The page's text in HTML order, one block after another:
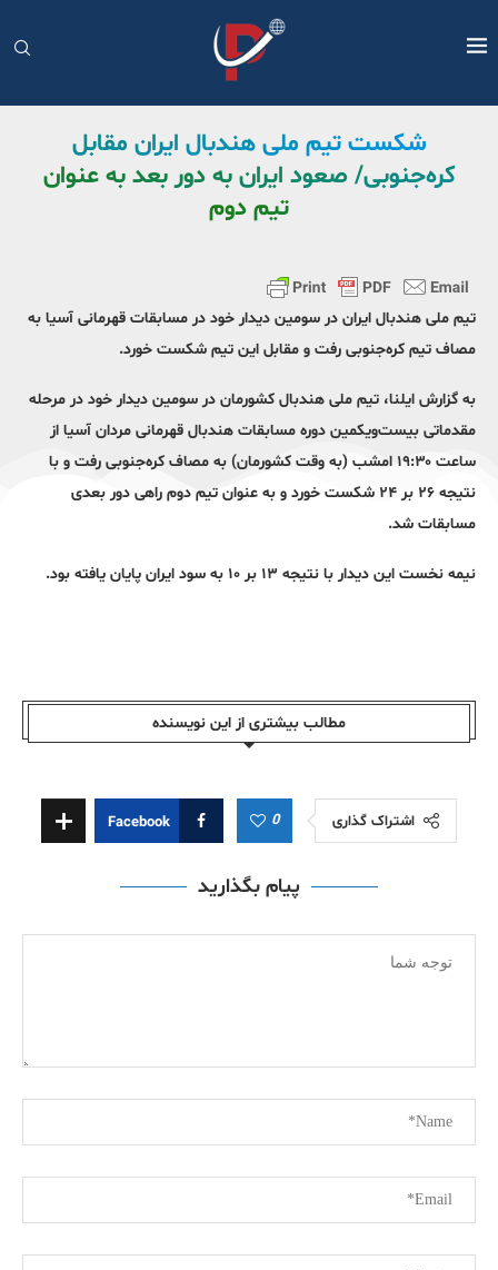
شکست تیم ملی هندبال ایران مقابل
کره‌جنوبی/ صعود ایران به دور بعد به عنوان
تیم دوم
تیم ملی هندبال ایران در سومین دیدار خود در مسابقات قهرمانی آسیا به
مصاف تیم کره‌جنوبی رفت و مقابل این تیم شکست خورد.
به گزارش ایلنا، تیم ملی هندبال کشورمان در سومین دیدار خود در مرحله
مقدماتی بیست‌ویکمین دوره مسابقات هندبال قهرمانی مردان آسیا از
ساعت ۱۹:۳۰ امشب (به وقت کشورمان) به مصاف کره‌جنوبی رفت و با
نتیجه ۲۶ بر ۲۴ شکست خورد و به عنوان تیم دوم راهی دور بعدی
مسابقات شد.
نیمه نخست این دیدار با نتیجه ۱۳ بر ۱۰ به سود ایران پایان یافته بود.
مطالب بیشتری از این نویسندە
اشتراک گذاری 0
Facebook
پیام بگذارید